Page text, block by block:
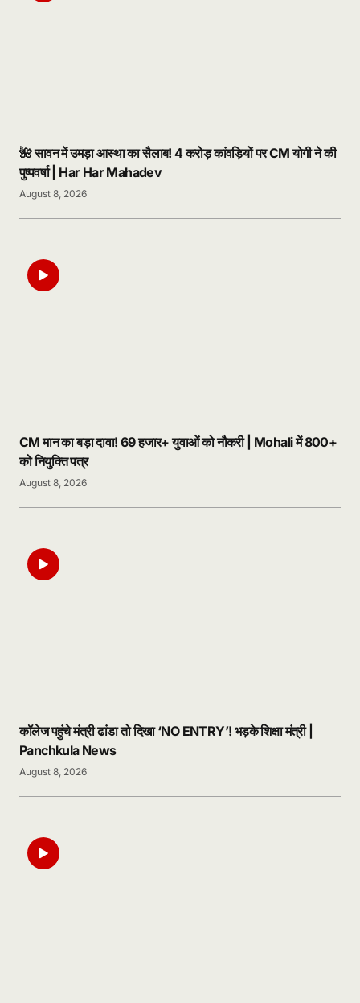
🌺 सावन में उमड़ा आस्था का सैलाब! 4 करोड़ कांवड़ियों पर CM योगी ने की
पुष्पवर्षा | Har Har Mahadev
August 8, 2026
CM मान का बड़ा दावा! 69 हजार+ युवाओं को नौकरी | Mohali में 800+
को नियुक्ति पत्र
August 8, 2026
कॉलेज पहुंचे मंत्री ढांडा तो दिखा ‘NO ENTRY’! भड़के शिक्षा मंत्री |
Panchkula News
August 8, 2026